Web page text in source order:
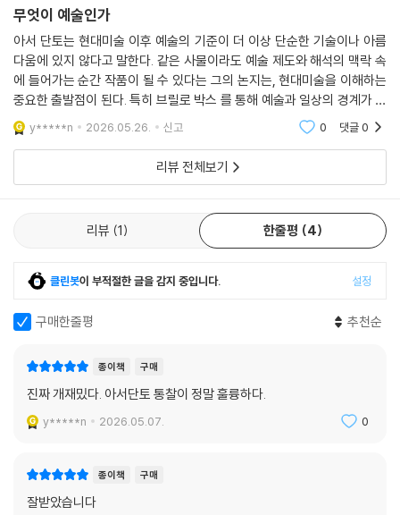
분들이 의미와 관련이 있는지를 알기 위해서는 그 세계 속으로 들어가기
위해 노력해야 한다. 천장에 난 구멍에는 이야기는 있어도, 그 작품을 이루
는 의미는 없다. ---「복원과 의미」중에서
문득 여자의 창조에 이르기까지 모든 그림에는 하나님이 존재하고 그 이후
의 그림에는 존재하지 않는다는 생각이 든다. 발생 순서에 명확한 단절에
있는 듯하다. 여자가 출현하고부터 역사가 시작된다. 그 이전에는 일종의
인류발생론이 지배하는 우주론만 있었다. 그 이후에는 성, 도덕적 분별, 신
서 ---「천지창조〉와 대칭을 이루었을 테지만, 그건 단지 실행과 취소에 불
과하여 별 의미가 없어 보였을 것이다. 따라서 이야기가 ---「술 취한 노아〉
든 것을 다시 시작하는 방법으로서 무익했음을 입증한다. 인간의 속성을
이해해야만 전체적인 이야기를 이해할 수 있는데, 이 때문에 콜라루치가
워홀이 팩토리에서 생산한 상자들이 예술품이라면, 왜 실제의 상자들은 예
카메라가 수천 년 동안 이리 채이고 저리 채이던 철학적 문제, ‘예술이란 무
최후의 파라고네가 되어야 하는지를 설명하는 것이다. 뒤샹과 워홀이 떠났
을 때 예술 개념은 완전히 변해 있었다. 우리는 여러 면을 고려할 때 미술사
그가 생각하기에 이 사이에는 ‘눈에 안 보이는’, ‘철학적인’ 특질이 있어야
하는데 그는 거기에서 당시 대중의 삶을 박제하려 한 앤디 워홀의 시선을
찾는다. 워홀이 부여하려 한 ‘의미’와, 그 의미가 ‘구현’된 것, 이것이 단토가
시사하는 예술의 철학적인 특질이다.
2장 〈복원과 의미〉는 미켈란젤로의 시스티나성당 천장 벽화의 복원 작업
에 대한 단토의 견해다. 복원이 세월의 흐름에 의한 먼지 더께만을 제거한
것인지, 미켈란젤로가 색이 바래고 먼지가 쌓일 것을 예상하며 그린 원 그
림으로부터 영 멀어져버린 것인지에 대한 분분한 논쟁으로부터, 단토는 천
장 벽화에 그려진 그림들의 관계를 통해 중요한 것은 색의 선명함이나 색
기한다. 하나님의 천지 창조로부터 〈술 취한 노아〉에 이르는 9개의 그림들
이 〈이브의 탄생〉을 중심으로 양분되고 대홍수로부터 살아남도록 선택받
서 그 내러티브에 주목할 필요가 있는 것이다. 결국 단토가 보기에 복원 논
쟁에서 중요한 것은 색감이 아니라 미켈란젤로가 구현해 내려던 이야기와
형상들이다. 이에 단토는 콘디비나 바사리 같은 동시대인들이 천장 벽화에
탠다.
3장 〈철학과 예술에서의 몸〉의 경우에는 철학의 주요 주제 중 하나인 마
음/몸 문제에 관해 다루고 있어 일견 다른 장들과 동떨어져 보인다는 느낌
르트가 논리상 몸과 마음이 독립되어 있다고 이야기했지만, 몸과 마음이
별개거나 한 가지라는 차원을 떠나 마음이 육화된 것이 곧 몸임을 이야기
무엇이 예술인가
아서 단토는 현대미술 이후 예술의 기준이 더 이상 단순한 기술이나 아름
다움에 있지 않다고 말한다. 같은 사물이라도 예술 제도와 해석의 맥락 속
에 들어가는 순간 작품이 될 수 있다는 그의 논지는, 현대미술을 이해하는
중요한 출발점이 된다. 특히 브릴로 박스 를 통해 예술과 일상의 경계가 어
떻게 무너졌는지 설명하는 부분이 인상적이다. 난해한 현대미술에 대한 거
부감을 줄여주
y*****n 2026.05.26. 신고 0 댓글0
리뷰 전체보기
리뷰 1 한줄평 4
클린봇이 부적절한 글을 감지 중입니다. 설정
구매한줄평 추천순
종이책 구매
진짜 개재밌다. 아서단토 통찰이 정말 훌륭하다.
y*****n 2026.05.07. 0
종이책 구매
잘받았습니다